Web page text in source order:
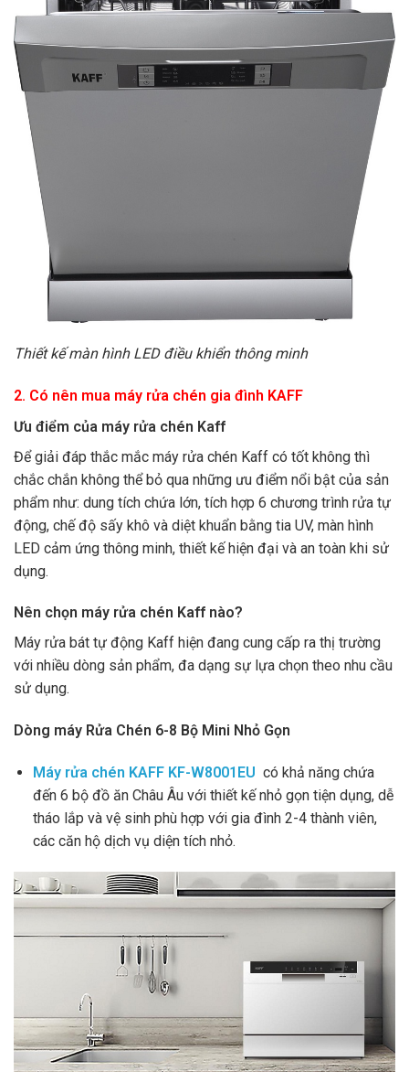
Thiết kế màn hình LED điều khiển thông minh
2. Có nên mua máy rửa chén gia đình KAFF
Ưu điểm của máy rửa chén Kaff
Để giải đáp thắc mắc máy rửa chén Kaff có tốt không thì
chắc chắn không thể bỏ qua những ưu điểm nổi bật của sản
phẩm như: dung tích chứa lớn, tích hợp 6 chương trình rửa tự
động, chế độ sấy khô và diệt khuẩn bằng tia UV, màn hình
LED cảm ứng thông minh, thiết kế hiện đại và an toàn khi sử
dụng.
Nên chọn máy rửa chén Kaff nào?
Máy rửa bát tự động Kaff hiện đang cung cấp ra thị trường
với nhiều dòng sản phẩm, đa dạng sự lựa chọn theo nhu cầu
sử dụng.
Dòng máy Rửa Chén 6-8 Bộ Mini Nhỏ Gọn
Máy rửa chén KAFF KF-W8001EU có khả năng chứa
đến 6 bộ đồ ăn Châu Âu với thiết kế nhỏ gọn tiện dụng, dễ
tháo lắp và vệ sinh phù hợp với gia đình 2-4 thành viên,
các căn hộ dịch vụ diện tích nhỏ.